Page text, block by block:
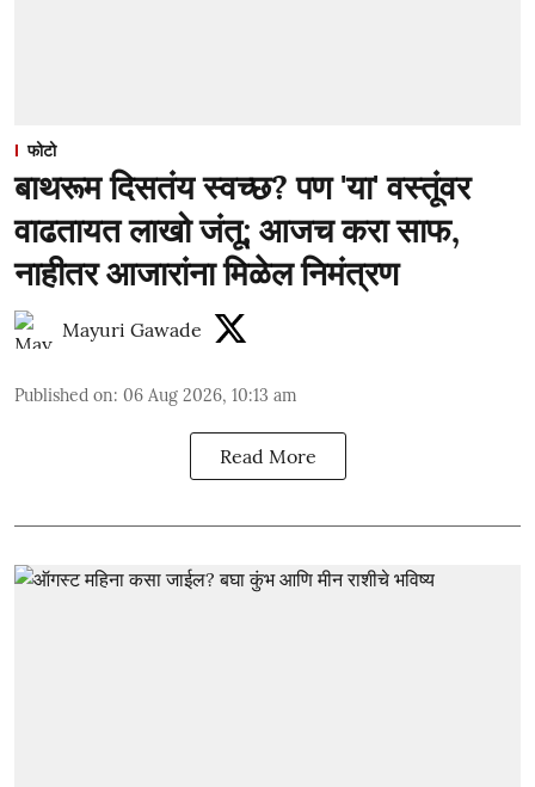
फोटो
बाथरूम दिसतंय स्वच्छ? पण 'या' वस्तूंवर
वाढतायत लाखो जंतू; आजच करा साफ,
नाहीतर आजारांना मिळेल निमंत्रण
Mayuri Gawade
Published on: 06 Aug 2026, 10:13 am
Read More